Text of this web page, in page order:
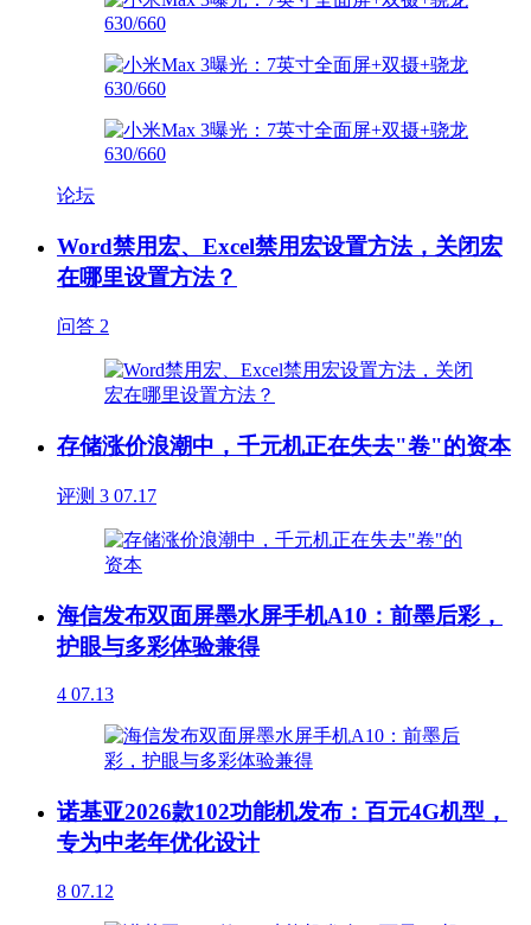
论坛
Word禁用宏、Excel禁用宏设置方法，关闭宏
在哪里设置方法？
问答 2
存储涨价浪潮中，千元机正在失去"卷"的资本
评测 3 07.17
海信发布双面屏墨水屏手机A10：前墨后彩，
护眼与多彩体验兼得
4 07.13
诺基亚2026款102功能机发布：百元4G机型，
专为中老年优化设计
8 07.12